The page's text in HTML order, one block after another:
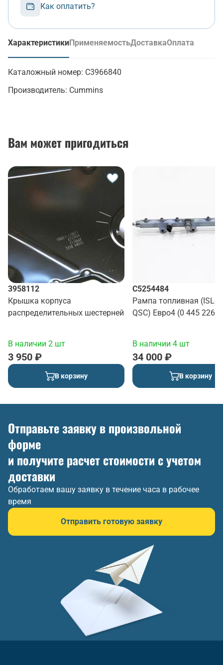
Как оплатить?
Характеристики
(активная вкладка)
ПрименяемостьДоставкаОплата
Каталожный номер: C3966840
Производитель: Cummins
Вам может пригодиться
3958112
Крышка корпуса
распределительных шестерней
В наличии 2 шт
3 950 ₽
В корзину
C5254484
Рампа топливная (ISLe
QSC) Евро4 (0 445 226
В наличии 4 шт
34 000 ₽
В корзину
Отправьте заявку в произвольной
форме
и получите расчет стоимости с учетом
доставки
Обработаем вашу заявку в течение часа в рабочее
время
Отправить готовую заявку